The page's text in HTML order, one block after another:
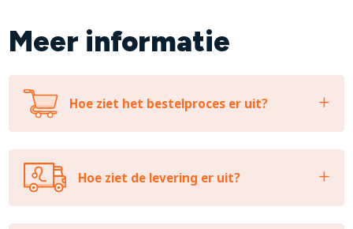
Meer informatie
Hoe ziet het bestelproces er uit?
Hoe ziet de levering er uit?